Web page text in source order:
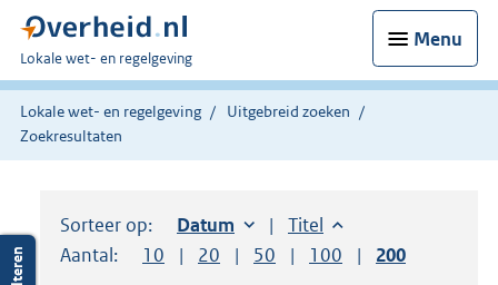
Menu
U
bent
hier:
Lokale wet- en regelgeving
Lokale wet- en regelgeving
Uitgebreid zoeken
Zoekresultaten
Sorteer op: Sorteer op:
Datum oplopendSorteer op:
Titel oplopend
Aantal:
Toon
10 resultaten per pagina
Toon
20 resultaten per pagina
Toon
50 resultaten per pagina
Toon
100 resultaten per
Toon
200